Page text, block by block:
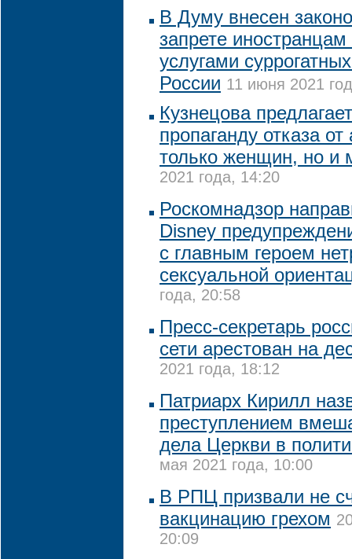
В Думу внесен
запрете иностранцам
услугами
России 11 июня 2021
Кузнецова
пропаганду отказа
только женщин, но и
2021 года, 14:20
Роскомнадзор
Disney
с главным героем
сексуальной
года, 20:58
Пресс-секретарь
сети арестован на
2021 года, 18:12
Патриарх Кирилл
преступлением
дела Церкви в
мая 2021 года, 10:00
В РПЦ призвали не
вакцинацию грехом
20:09